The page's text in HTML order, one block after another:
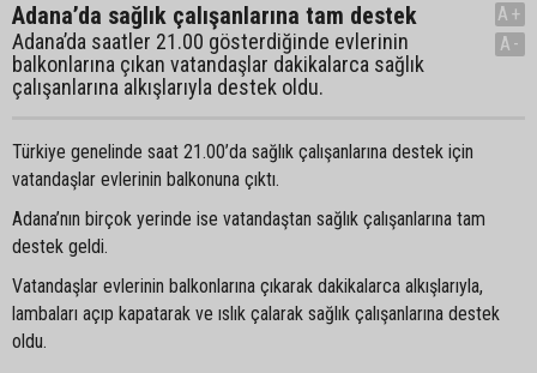
Adana’da sağlık çalışanlarına tam destek
Adana’da saatler 21.00 gösterdiğinde evlerinin
balkonlarına çıkan vatandaşlar dakikalarca sağlık
çalışanlarına alkışlarıyla destek oldu.
A+
A-
Türkiye genelinde saat 21.00’da sağlık çalışanlarına destek için
vatandaşlar evlerinin balkonuna çıktı.
Adana’nın birçok yerinde ise vatandaştan sağlık çalışanlarına tam
destek geldi.
Vatandaşlar evlerinin balkonlarına çıkarak dakikalarca alkışlarıyla,
lambaları açıp kapatarak ve ıslık çalarak sağlık çalışanlarına destek
oldu.